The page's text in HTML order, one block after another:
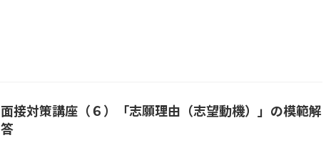
面接対策講座（６）「志願理由（志望動機）」の模範解
答